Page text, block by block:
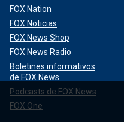
FOX Nation
FOX Noticias
FOX News Shop
FOX News Radio
Boletines informativos
de FOX News
Podcasts de FOX News
FOX One